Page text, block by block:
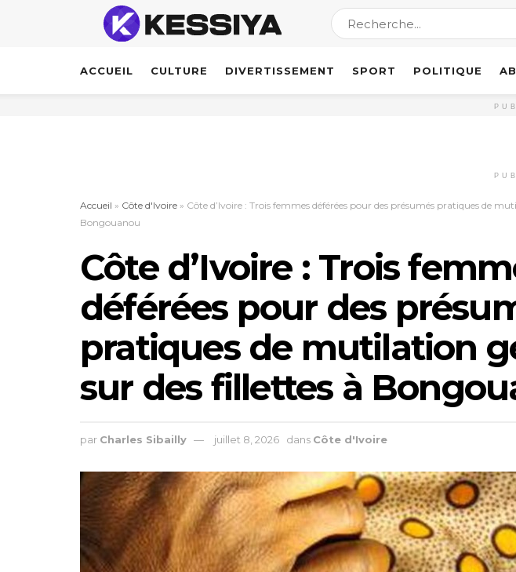
ACCUEIL CULTURE DIVERTISSEMENT SPORT POLITIQUE
Accueil » Côte d'Ivoire » Côte d’Ivoire : Trois femmes déférées pour des présumés pratiques de
Bongouanou
Côte d’Ivoire : Trois
déférées pour des
pratiques de mutilation
sur des fillettes à
par Charles Sibailly juillet 8, 2026 dans Côte d'Ivoire